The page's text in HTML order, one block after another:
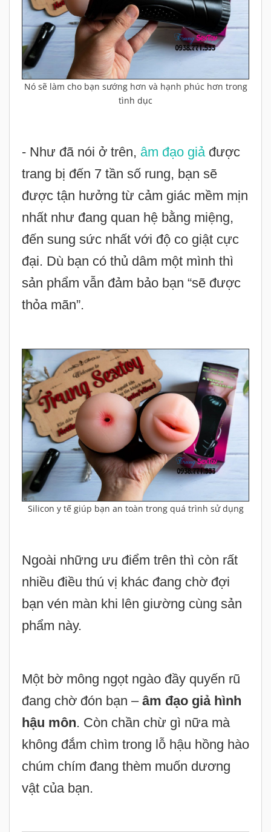
Nó sẽ làm cho bạn sướng hơn và hạnh phúc hơn trong
tình dục
- Như đã nói ở trên, âm đạo giả được
trang bị đến 7 tần số rung, bạn sẽ
được tận hưởng từ cảm giác mềm mịn
nhất như đang quan hệ bằng miệng,
đến sung sức nhất với độ co giật cực
đại. Dù bạn có thủ dâm một mình thì
sản phẩm vẫn đảm bảo bạn “sẽ được
thỏa mãn”.
Silicon y tế giúp bạn an toàn trong quá trình sử dụng
Ngoài những ưu điểm trên thì còn rất
nhiều điều thú vị khác đang chờ đợi
bạn vén màn khi lên giường cùng sản
phẩm này.
Một bờ mông ngọt ngào đầy quyến rũ
đang chờ đón bạn – âm đạo giả hình
hậu môn. Còn chần chừ gì nữa mà
không đắm chìm trong lỗ hậu hồng hào
chúm chím đang thèm muốn dương
vật của bạn.